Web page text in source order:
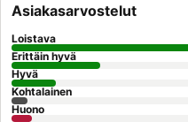
Asiakasarvostelut
Loistava
Erittäin hyvä
Hyvä
Kohtalainen
Huono